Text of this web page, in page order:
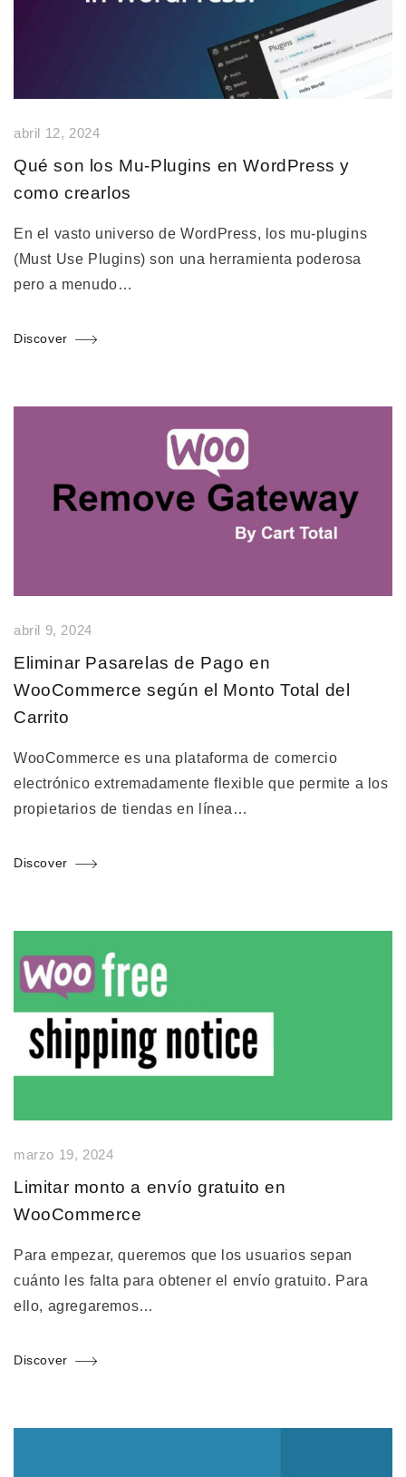
abril 12, 2024
Qué son los Mu-Plugins en WordPress y
como crearlos
En el vasto universo de WordPress, los mu-plugins
(Must Use Plugins) son una herramienta poderosa
pero a menudo…
Discover
abril 9, 2024
Eliminar Pasarelas de Pago en
WooCommerce según el Monto Total del
Carrito
WooCommerce es una plataforma de comercio
electrónico extremadamente flexible que permite a los
propietarios de tiendas en línea…
Discover
marzo 19, 2024
Limitar monto a envío gratuito en
WooCommerce
Para empezar, queremos que los usuarios sepan
cuánto les falta para obtener el envío gratuito. Para
ello, agregaremos…
Discover